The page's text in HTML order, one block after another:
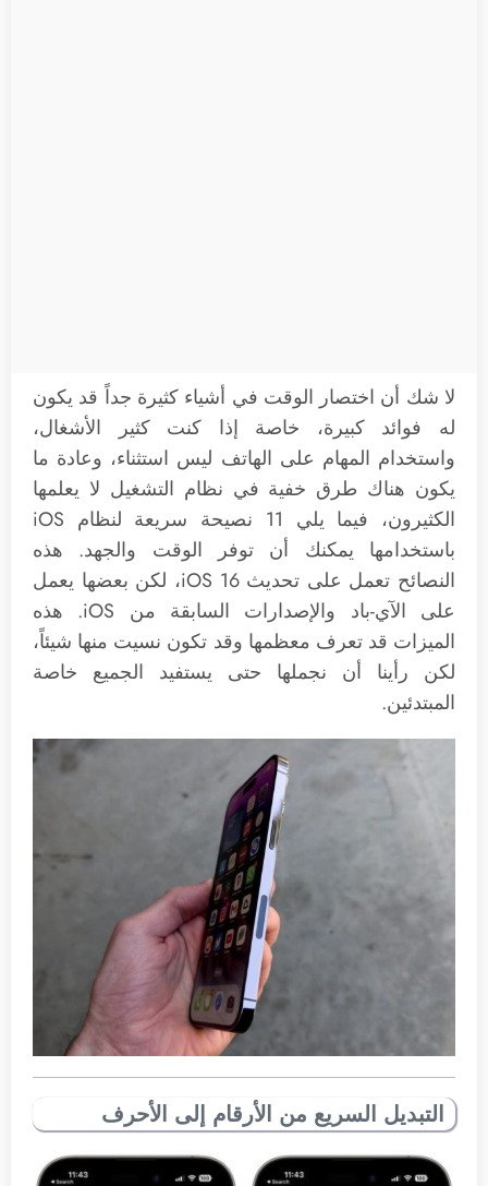
لا شك أن اختصار الوقت في أشياء كثيرة جداً قد يكون
له فوائد كبيرة، خاصة إذا كنت كثير الأشغال،
واستخدام المهام على الهاتف ليس استثناء، وعادة ما
يكون هناك طرق خفية في نظام التشغيل لا يعلمها
الكثيرون، فيما يلي 11 نصيحة سريعة لنظام iOS
باستخدامها يمكنك أن توفر الوقت والجهد. هذه
النصائح تعمل على تحديث iOS 16، لكن بعضها يعمل
على الآي-باد والإصدارات السابقة من iOS. هذه
الميزات قد تعرف معظمها وقد تكون نسيت منها شيئاً،
لكن رأينا أن نجملها حتى يستفيد الجميع خاصة
المبتدئين.
التبديل السريع من الأرقام إلى الأحرف